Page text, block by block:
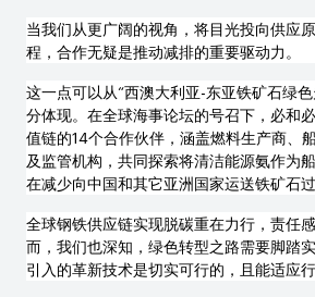
当我们从更广阔的视角， 将目光投向供应
程，合作无疑是推动减排的重要驱动力。
这一点可以从“西澳大利亚-东亚铁矿石绿
分体现。在全球海事论坛的号召下，必和
值链的14个合作伙伴，涵盖燃料生产商、
及监管机构，共同探索将清洁能源氨作为
在减少向中国和其它亚洲国家运送铁矿石
全球钢铁供应链实现脱碳重在力行，责任
而，我们也深知，绿色转型之路需要脚踏
引入的革新技术是切实可行的，且能适应行